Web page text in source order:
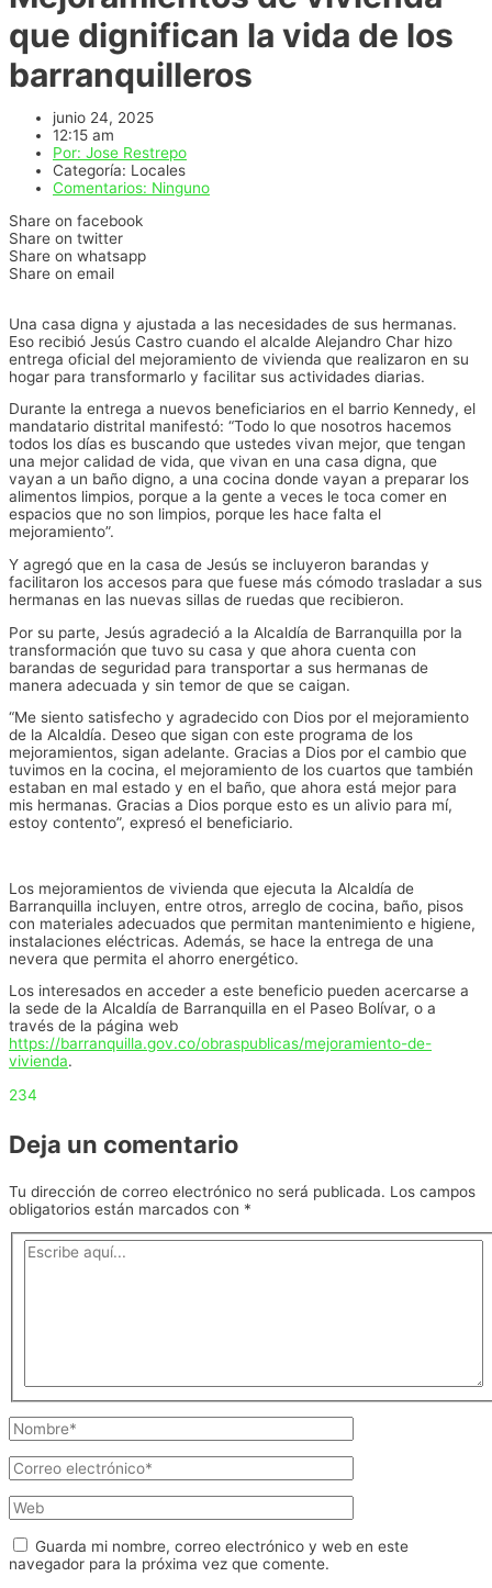
que dignifican la vida de los
barranquilleros
junio 24, 2025
12:15 am
Por: Jose Restrepo
Categoría: Locales
Comentarios: Ninguno
Share on facebook
Share on twitter
Share on whatsapp
Share on email
Una casa digna y ajustada a las necesidades de sus hermanas.
Eso recibió Jesús Castro cuando el alcalde Alejandro Char hizo
entrega oficial del mejoramiento de vivienda que realizaron en su
hogar para transformarlo y facilitar sus actividades diarias.
Durante la entrega a nuevos beneficiarios en el barrio Kennedy, el
mandatario distrital manifestó: “Todo lo que nosotros hacemos
todos los días es buscando que ustedes vivan mejor, que tengan
una mejor calidad de vida, que vivan en una casa digna, que
vayan a un baño digno, a una cocina donde vayan a preparar los
alimentos limpios, porque a la gente a veces le toca comer en
espacios que no son limpios, porque les hace falta el
mejoramiento”.
Y agregó que en la casa de Jesús se incluyeron barandas y
facilitaron los accesos para que fuese más cómodo trasladar a sus
hermanas en las nuevas sillas de ruedas que recibieron.
Por su parte, Jesús agradeció a la Alcaldía de Barranquilla por la
transformación que tuvo su casa y que ahora cuenta con
barandas de seguridad para transportar a sus hermanas de
manera adecuada y sin temor de que se caigan.
“Me siento satisfecho y agradecido con Dios por el mejoramiento
de la Alcaldía. Deseo que sigan con este programa de los
mejoramientos, sigan adelante. Gracias a Dios por el cambio que
tuvimos en la cocina, el mejoramiento de los cuartos que también
estaban en mal estado y en el baño, que ahora está mejor para
mis hermanas. Gracias a Dios porque esto es un alivio para mí,
estoy contento”, expresó el beneficiario.
Los mejoramientos de vivienda que ejecuta la Alcaldía de
Barranquilla incluyen, entre otros, arreglo de cocina, baño, pisos
con materiales adecuados que permitan mantenimiento e higiene,
instalaciones eléctricas. Además, se hace la entrega de una
nevera que permita el ahorro energético.
Los interesados en acceder a este beneficio pueden acercarse a
la sede de la Alcaldía de Barranquilla en el Paseo Bolívar, o a
través de la página web
https://barranquilla.gov.co/obraspublicas/mejoramiento-de-
vivienda.
234
Deja un comentario
Tu dirección de correo electrónico no será publicada. Los campos
obligatorios están marcados con *
Escribe
Nombre*
Correo
electrónico*
Web
Guarda mi nombre, correo electrónico y web en este
navegador para la próxima vez que comente.